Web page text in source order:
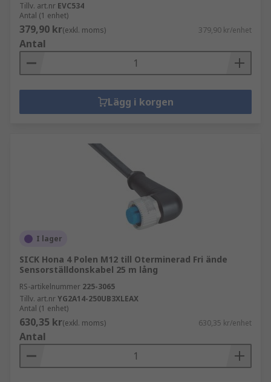
Tillv. art.nr EVC534
Antal (1 enhet)
379,90 kr(exkl. moms) 379,90 kr/enhet
Antal
Lägg i korgen
I lager
SICK Hona 4 Polen M12 till Oterminerad Fri ände
Sensorställdonskabel 25 m lång
RS-artikelnummer 225-3065
Tillv. art.nrYG2A14-250UB3XLEAX
Antal (1 enhet)
630,35 kr(exkl. moms) 630,35 kr/enhet
Antal